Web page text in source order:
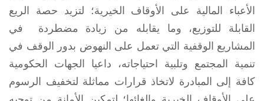
الأعباء المالية على الأوقاف الخيرية؛ لتزيد حصة الريع
القابلة للتوزيع، وما يقابله من زيادة مضطردة في
المشاريع الوقفية التي تعمل على النهوض بدور الوقف في
تنمية المجتمع وتلبية احتياجاته، داعيا الجهات الحكومية
كافة إلى المبادرة لاتخاذ قرارات مماثلة لتخفيف الرسوم